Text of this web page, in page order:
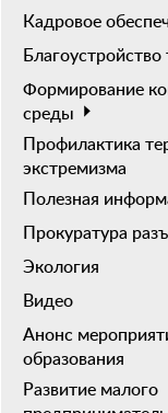
Кадровое
Формирование
среды
Профилактика
экстремизма
Полезная
Прокуратура
Экология
Видео
Анонс
образования
Развитие малого